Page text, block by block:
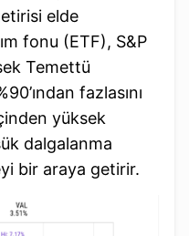
elde
fonu (ETF), S&P
Temettü
fazlasını
yüksek
dalgalanma
bir araya getirir.